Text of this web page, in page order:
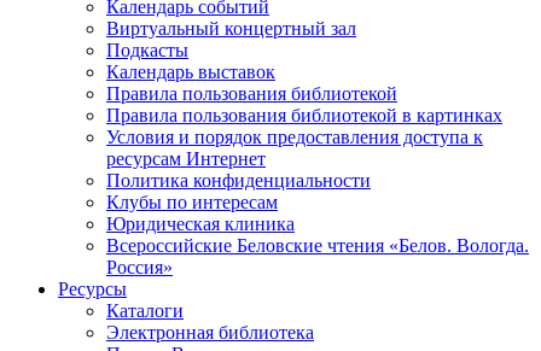
Календарь событий
Виртуальный концертный зал
Подкасты
Календарь выставок
Правила пользования библиотекой
Правила пользования библиотекой в картинках
Условия и порядок предоставления доступа к
ресурсам Интернет
Политика конфиденциальности
Клубы по интересам
Юридическая клиника
Всероссийские Беловские чтения «Белов. Вологда.
Россия»
Ресурсы
Каталоги
Электронная библиотека